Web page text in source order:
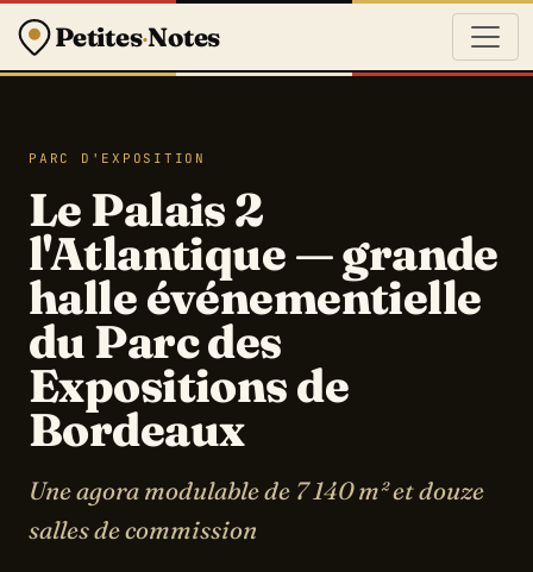
Petites·Notes
PARC D'EXPOSITION
Le Palais 2
l'Atlantique — grande
halle événementielle
du Parc des
Expositions de
Bordeaux
Une agora modulable de 7 140 m² et douze
salles de commission